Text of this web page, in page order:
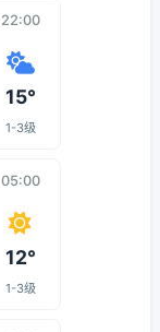
22:00
15°
1-3级
05:00
12°
1-3级